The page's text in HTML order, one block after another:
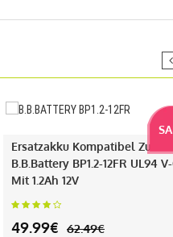
Ersatzakku Kompatibel Zu
B.b.battery BP1.2-12FR UL94
Mit 1.2Ah 12V
49.99€ 62.49€